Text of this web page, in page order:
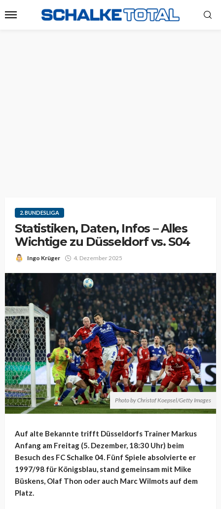
2. BUNDESLIGA
Statistiken, Daten, Infos – Alles
Wichtige zu Düsseldorf vs. S04
Ingo Krüger 4. Dezember 2025
Photo by Christof Koepsel/Getty Images
Auf alte Bekannte trifft Düsseldorfs Trainer Markus
Anfang am Freitag (5. Dezember, 18:30 Uhr) beim
Besuch des FC Schalke 04. Fünf Spiele absolvierte er
1997/98 für Königsblau, stand gemeinsam mit Mike
Büskens, Olaf Thon oder auch Marc Wilmots auf dem
Platz.